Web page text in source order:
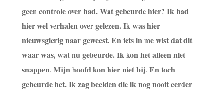
geen controle over had. Wat gebeurde hier? Ik had
hier wel verhalen over gelezen. Ik was hier
nieuwsgierig naar geweest. En iets in me wist dat dit
waar was, wat nu gebeurde. Ik kon het alleen niet
snappen. Mijn hoofd kon hier niet bij. En toch
gebeurde het. Ik zag beelden die ik nog nooit eerder